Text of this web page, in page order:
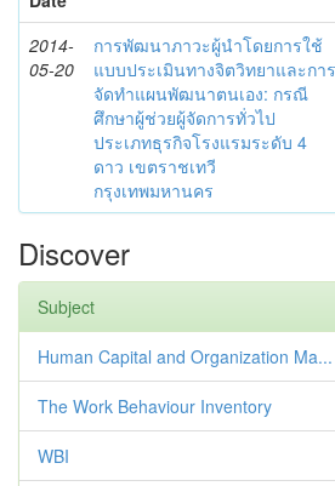
2014-
05-20
การพัฒนาภาวะผู้นำโดยการใช้
แบบประเมินทางจิตวิทยาและการ
จัดทำแผนพัฒนาตนเอง: กรณี
ศึกษาผู้ช่วยผู้จัดการทั่วไป
ประเภทธุรกิจโรงแรมระดับ 4
ดาว เขตราชเทวี
กรุงเทพมหานคร
Discover
Subject
Human Capital and Organization Ma...
The Work Behaviour Inventory
WBI